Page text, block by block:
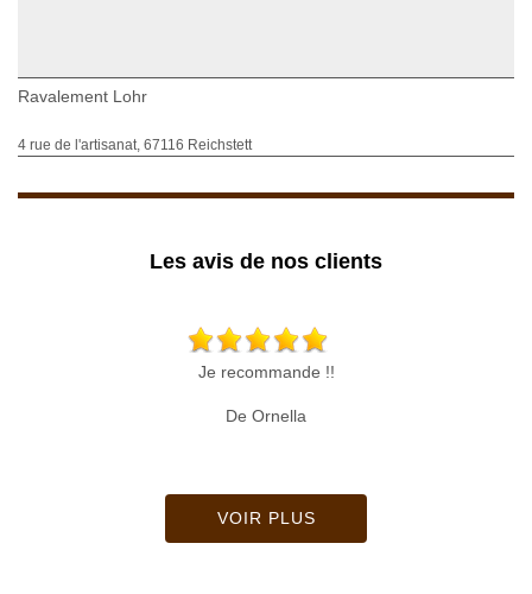
Ravalement Lohr
4 rue de l'artisanat, 67116 Reichstett
Les avis de nos clients
Je recommande !!
De Ornella
VOIR PLUS